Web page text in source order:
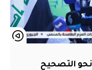
التصحيح